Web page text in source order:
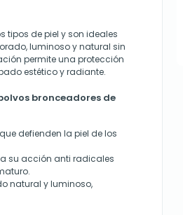
tipos de piel y son ideales
luminoso y natural sin
permite una protección
estético y radiante.
bronceadores de
defienden la piel de los
su acción anti radicales
natural y luminoso,